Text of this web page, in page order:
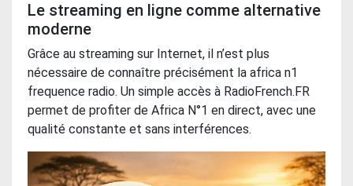
Le streaming en ligne comme alternative
moderne
Grâce au streaming sur Internet, il n’est plus
nécessaire de connaître précisément la africa n1
frequence radio. Un simple accès à RadioFrench.FR
permet de profiter de Africa N°1 en direct, avec une
qualité constante et sans interférences.